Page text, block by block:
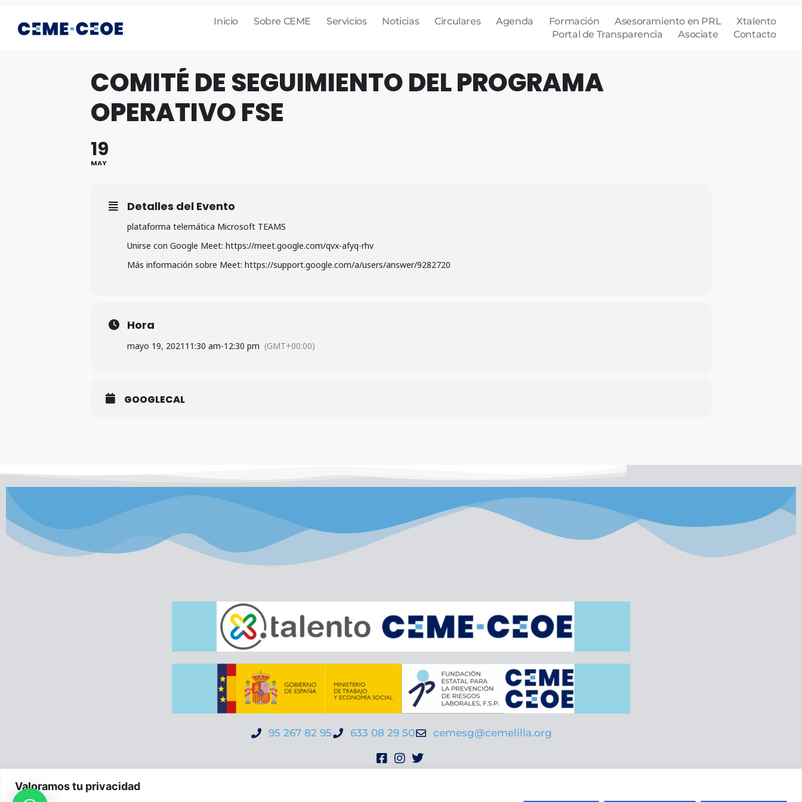
Valoramos tu privacidad
Inicio Sobre CEME Servicios Noticias Circulares Agenda Formación Asesoramiento en PRL
Xtalento
Portal de Transparencia
Asociate Contacto
COMITÉ DE SEGUIMIENTO DEL PROGRAMA
OPERATIVO FSE
19
MAY
Detalles del Evento
plataforma telemática Microsoft TEAMS
Unirse con Google Meet: https://meet.google.com/qvx-afyq-rhv
Más información sobre Meet: https://support.google.com/a/users/answer/9282720
Hora
mayo 19, 2021 11:30 am-12:30 pm (GMT+00:00)
GOOGLECAL
95 267 82 95 633 08 29 50 cemesg@cemelilla.org